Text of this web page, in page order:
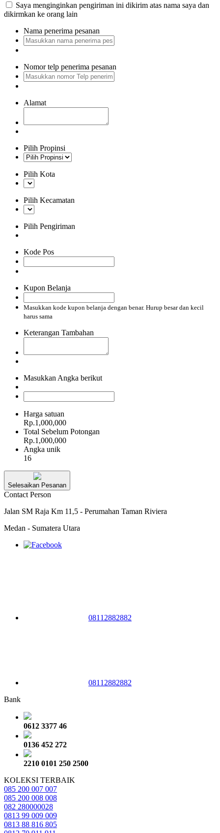
Saya menginginkan pengiriman ini dikirim atas nama saya dan
dikirmkan ke orang lain
Nama penerima pesanan
Nomor telp penerima pesanan
Alamat
Pilih Propinsi
Pilih Kota
Pilih Kecamatan
Pilih Pengiriman
Kode Pos
Kupon Belanja
Masukkan kode kupon belanja dengan benar. Hurup besar dan kecil
harus sama
Keterangan Tambahan
Masukkan Angka berikut
Harga satuan
Rp.1,000,000
Total Sebelum Potongan
Rp.1,000,000
Angka unik
16
Selesaikan Pesanan
Contact Person
Jalan SM Raja Km 11,5 - Perumahan Taman Riviera
Medan - Sumatera Utara
08112882882
08112882882
Bank
0612 3377 46
0136 452 272
2210 0101 250 2500
KOLEKSI TERBAIK
085 200 007 007
085 200 008 008
082 280000028
0813 99 009 009
0813 88 816 805